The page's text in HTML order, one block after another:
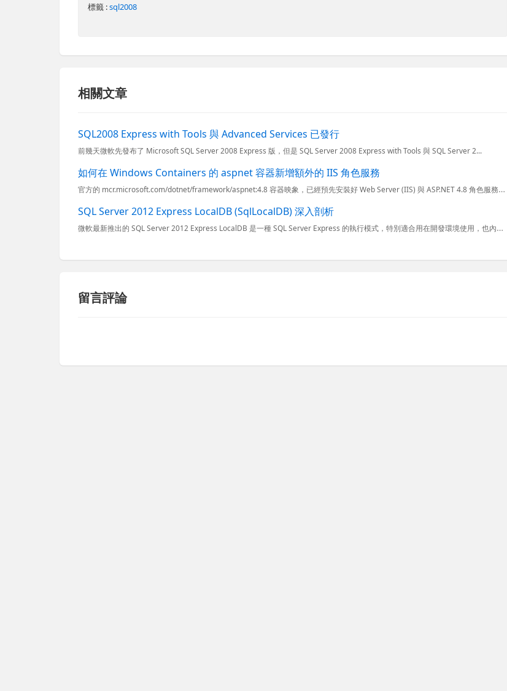
標籤 :sql2008
相關文章
SQL2008 Express with Tools 與 Advanced Services 已發行
前幾天微軟先發布了 Microsoft SQL Server 2008 Express 版，但是 SQL Server 2008 Express with Tools 與 SQL Server 2...
如何在 Windows Containers 的 aspnet 容器新增額外的 IIS 角色服務
官方的 mcr.microsoft.com/dotnet/framework/aspnet:4.8 容器映象，已經預先安裝好 Web Server (IIS) 與 ASP.NET 4.8 角色服務，但
SQL Server 2012 Express LocalDB (SqlLocalDB) 深入剖析
微軟最新推出的 SQL Server 2012 Express LocalDB 是一種 SQL Server Express 的執行模式，特別適合用在開發環境使用，也內建在 Visual Studio
留言評論